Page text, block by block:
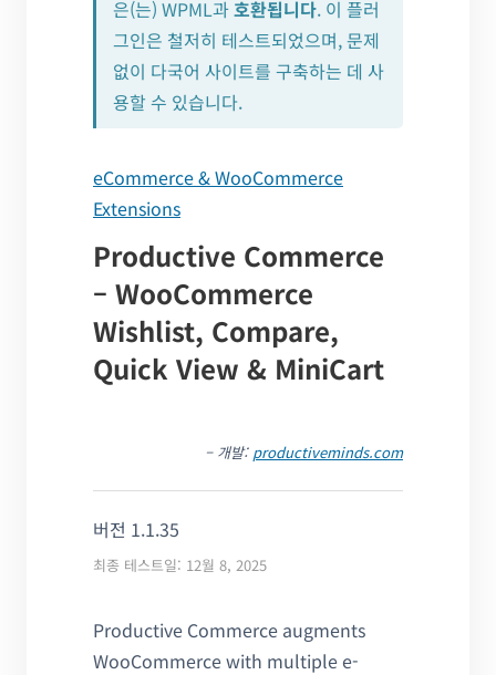
은(는) WPML과호환됩니다. 이 플러
그인은 철저히 테스트되었으며, 문제
없이 다국어 사이트를 구축하는 데 사
용할 수 있습니다.
eCommerce & WooCommerce
Extensions
Productive Commerce
– WooCommerce
Wishlist, Compare,
Quick View & MiniCart
– 개발: productiveminds.com
버전 1.1.35
최종 테스트일: 12월 8, 2025
Productive Commerce augments
WooCommerce with multiple e-